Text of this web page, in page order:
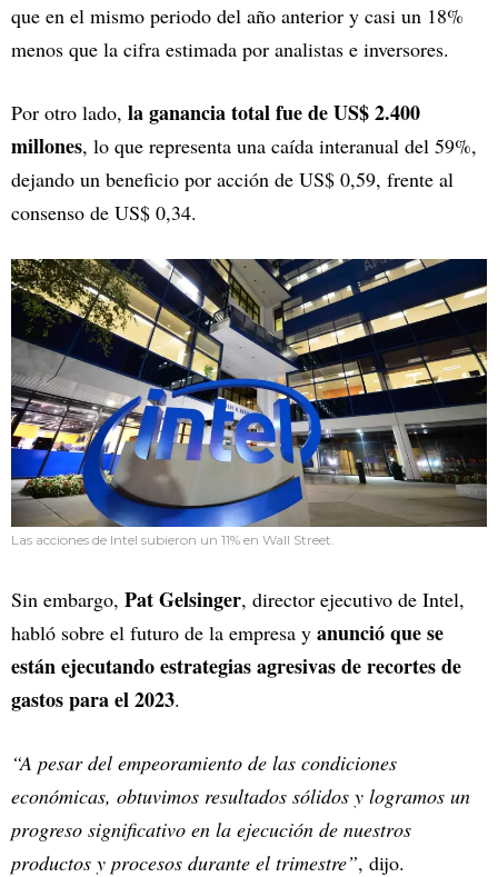
que en el mismo periodo del año anterior y casi un 18%
menos que la cifra estimada por analistas e inversores.
Por otro lado, la ganancia total fue de US$ 2.400
millones, lo que representa una caída interanual del 59%,
dejando un beneficio por acción de US$ 0,59, frente al
consenso de US$ 0,34.
Las acciones de Intel subieron un 11% en Wall Street.
Sin embargo, Pat Gelsinger, director ejecutivo de Intel,
habló sobre el futuro de la empresa y anunció que se
están ejecutando estrategias agresivas de recortes de
gastos para el 2023.
“A pesar del empeoramiento de las condiciones
económicas, obtuvimos resultados sólidos y logramos un
progreso significativo en la ejecución de nuestros
productos y procesos durante el trimestre”, dijo.